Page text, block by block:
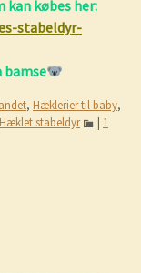
kan købes her:
stabeldyr-
bamse
, Hæklerier til baby,
Hæklet stabeldyr | 1